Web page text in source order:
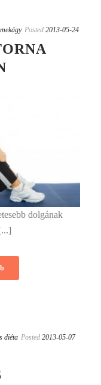
Posted 2013-05-24
dolgának
diéta Posted 2013-05-07